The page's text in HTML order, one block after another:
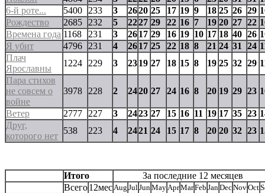
6-й роте...
5400 233 3 2620 25 17 19 9 18 25 26 29
Рождество
2685 232 5 2227 29 22 16 7 19 20 27 22
Времена года 1168 231 3 2617 29 16 19 10 17 18 40 26
Я убит
4796 231 4 2617 25 22 18 8 21 24 31 24
Плач
Ярославны
1224 229 3 2319 27 18 15 8 19 25 32 29
Пара стихов
не совсем о
войне
3978 228 2 2420 27 24 16 8 20 19 29 23
Ветер 2777 227 3 2423 27 15 16 11 19 17 35 23
Друг,
которого нет
538 223 4 2421 24 15 17 8 20 20 32 23
Итого
За последние 12 месяцев
Всего12мес Aug Jul Jun May AprMarFeb Jan DecNovOct